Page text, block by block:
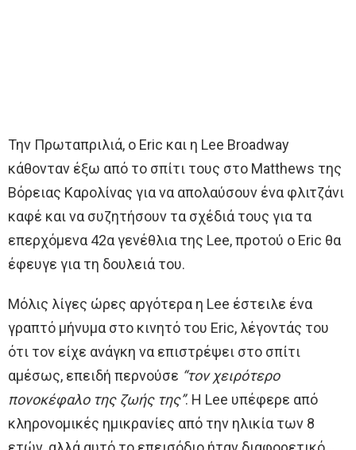
Την Πρωταπριλιά, ο Eric και η Lee Broadway
κάθονταν έξω από το σπίτι τους στο Matthews της
Βόρειας Καρολίνας για να απολαύσουν ένα φλιτζάνι
καφέ και να συζητήσουν τα σχέδιά τους για τα
επερχόμενα 42α γενέθλια της Lee, προτού ο Eric θα
έφευγε για τη δουλειά του.
Μόλις λίγες ώρες αργότερα η Lee έστειλε ένα
γραπτό μήνυμα στο κινητό του Eric, λέγοντάς του
ότι τον είχε ανάγκη να επιστρέψει στο σπίτι
αμέσως, επειδή περνούσε “τον χειρότερο
πονοκέφαλο της ζωής της”. Η Lee υπέφερε από
κληρονομικές ημικρανίες από την ηλικία των 8